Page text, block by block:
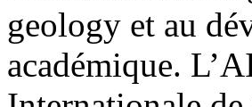
geology et au
académique.